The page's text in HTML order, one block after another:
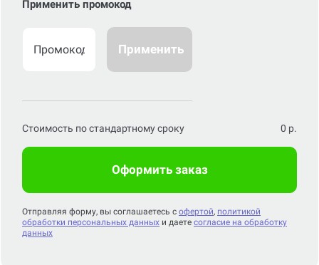
Применить промокод
Применить
Стоимость по стандартному сроку 0 р.
Оформить заказ
Отправляя форму, вы соглашаетесь с офертой, политикой
обработки персональных данных и даете согласие на обработку
данных